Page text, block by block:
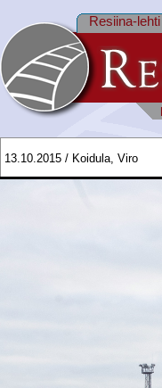
Resiina-lehti
13.10.2015 / Koidula, Viro